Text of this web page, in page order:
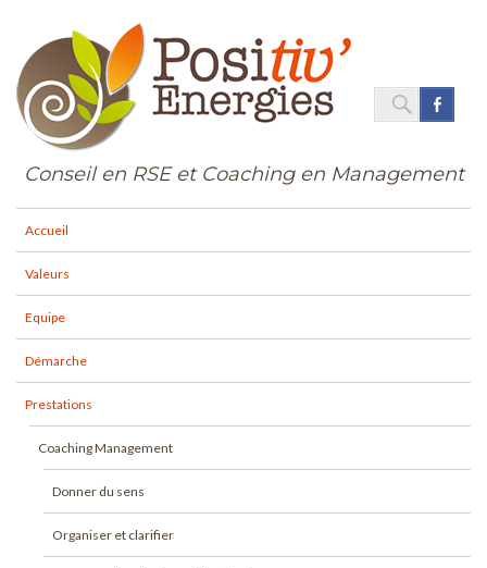
Conseil en RSE et Coaching en Management
SearchSEARCH
Accueil
Valeurs
Equipe
Démarche
Prestations
Coaching Management
Donner du sens
Organiser et clarifier